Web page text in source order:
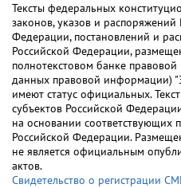
Тексты федеральных
законов, указов и распоряжений
Федерации, постановлений и
Российской Федерации,
полнотекстовом банке
данных правовой информации)
имеют статус официальных.
субъектов Российской
на основании соответствующих
Российской Федерации.
не является официальным
актов.
Свидетельство о регистрации